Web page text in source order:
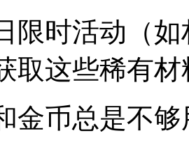
限时活动（
取这些稀有
金币总是不